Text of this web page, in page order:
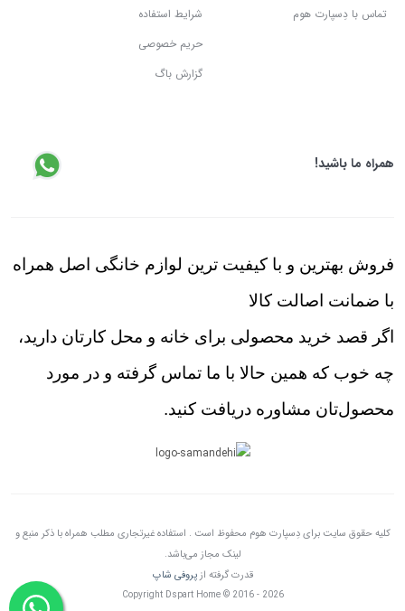
تماس با دِسپارت هوم
شرایط استفاده
حریم خصوصی
گزارش باگ
همراه ما باشید!
فروش بهترین و با کیفیت ترین لوازم خانگی اصل همراه
با ضمانت اصالت کالا
اگر قصد خرید محصولی برای خانه و محل کارتان دارید،
چه خوب که همین حالا با ما تماس گرفته و در مورد
محصول‌تان مشاوره دریافت کنید.
کلیه حقوق سایت برای دِسپارت هوم محفوظ است . استفاده غیرتجاری مطلب همراه با ذکر منبع و
لینک مجاز می‌باشد.
قدرت گرفته ازپروفی شاپ
Copyright Dspart Home © 2016 - 2026